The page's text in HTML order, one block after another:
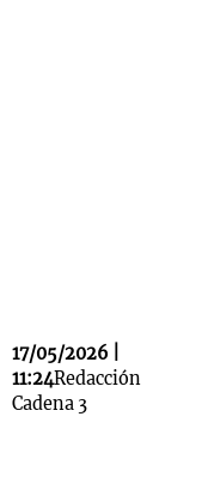
17/05/2026 |
11:24Redacción
Cadena 3